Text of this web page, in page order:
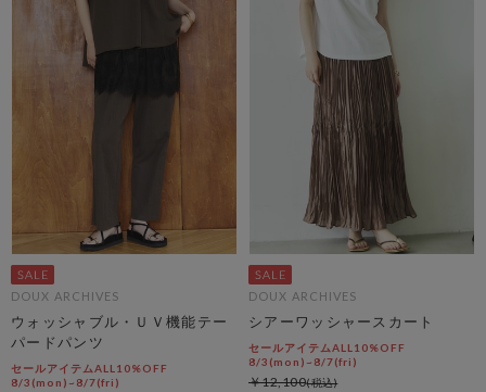
DOUX ARCHIVES
ウォッシャブル・ＵＶ機能テー
パードパンツ
セールアイテムALL10%OFF
8/3(mon)~8/7(fri)
DOUX ARCHIVES
シアーワッシャースカート
セールアイテムALL10%OFF
8/3(mon)~8/7(fri)
￥12,100